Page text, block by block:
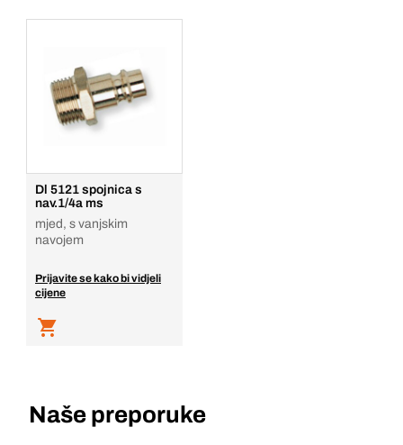
Dl 5121 spojnica s
nav.1/4a ms
mjed, s vanjskim
navojem
Prijavite se kako bi vidjeli
cijene
Naše preporuke